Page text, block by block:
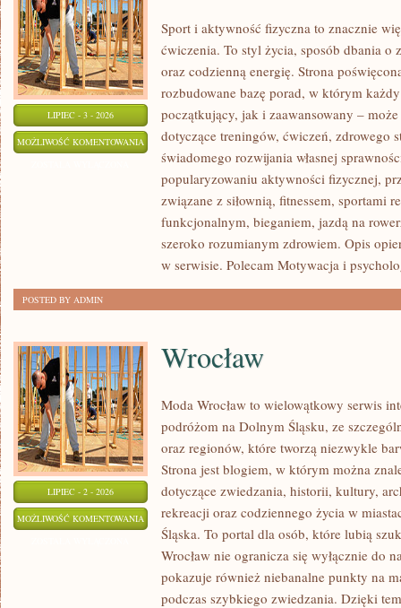
LIPIEC - 3 - 2026
MOŻLIWOŚĆ KOMENTOWANIA AEROBIK
FITNESS
GRUPOWY
Sport i aktywność fizyczna to znacznie
ćwiczenia. To styl życia, sposób dbania o
oraz codzienną energię. Strona
rozbudowane bazę porad, w którym
początkujący, jak i zaawansowany –
dotyczące treningów, ćwiczeń, zdrowego
świadomego rozwijania własnej
popularyzowaniu aktywności fizycznej,
związane z siłownią, fitnessem, sportami
funkcjonalnym, bieganiem, jazdą na
szeroko rozumianym zdrowiem. Opis
w serwisie. Polecam Motywacja i
POSTED BY ADMIN
LIPIEC - 2 - 2026
MOŻLIWOŚĆ KOMENTOWANIA WROCŁAW
Wrocław
Moda Wrocław to wielowątkowy serwis
podróżom na Dolnym Śląsku, ze
oraz regionów, które tworzą niezwykle
Strona jest blogiem, w którym można
dotyczące zwiedzania, historii, kultury,
rekreacji oraz codziennego życia w
Śląska. To portal dla osób, które lubią
Wrocław nie ogranicza się wyłącznie do
pokazuje również niebanalne punkty na
podczas szybkiego zwiedzania. Dzięki